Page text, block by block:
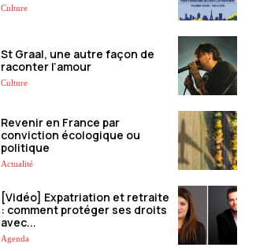
Culture
St Graal, une autre façon de
raconter l’amour
Culture
Revenir en France par
conviction écologique ou
politique
Actualité
[Vidéo] Expatriation et retraite
: comment protéger ses droits
avec...
Agenda